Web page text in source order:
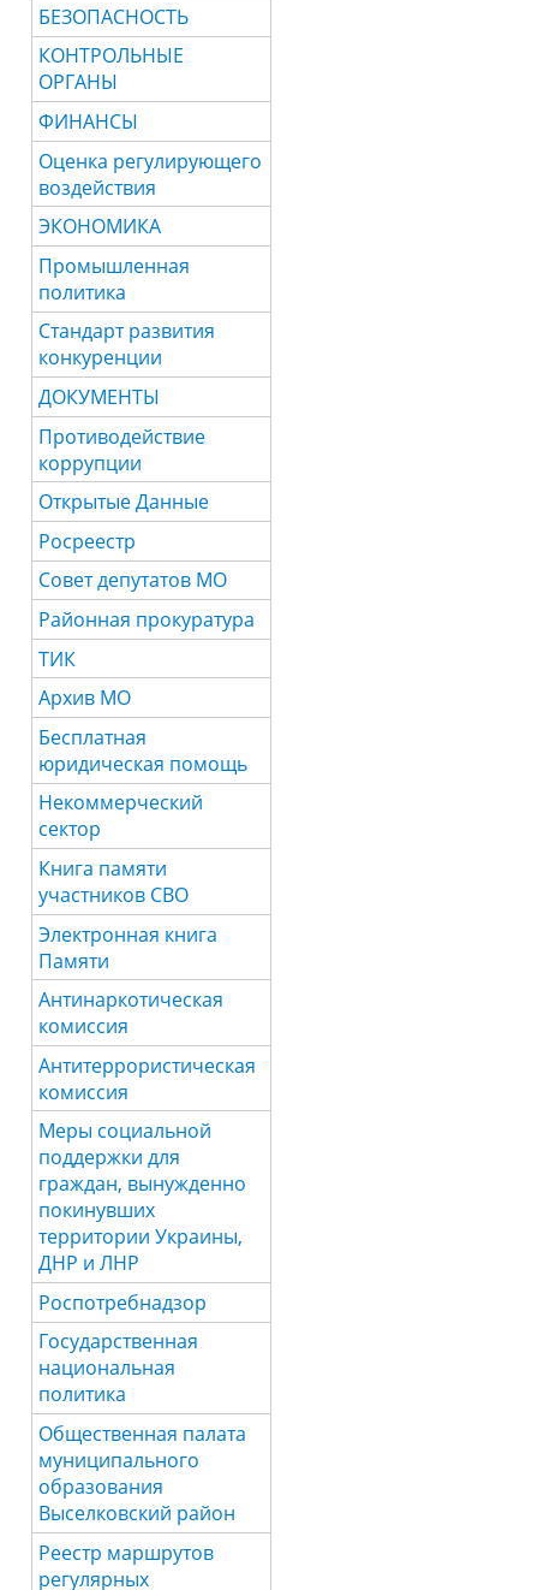
БЕЗОПАСНОСТЬ
КОНТРОЛЬНЫЕ
ОРГАНЫ
ФИНАНСЫ
Оценка регулирующего
воздействия
ЭКОНОМИКА
Промышленная
политика
Стандарт развития
конкуренции
ДОКУМЕНТЫ
Противодействие
коррупции
Открытые Данные
Росреестр
Совет депутатов МО
Районная прокуратура
ТИК
Архив МО
Бесплатная
юридическая помощь
Некоммерческий
сектор
Книга памяти
участников СВО
Электронная книга
Памяти
Антинаркотическая
комиссия
Антитеррористическая
комиссия
Меры социальной
поддержки для
граждан, вынужденно
покинувших
территории Украины,
ДНР и ЛНР
Роспотребнадзор
Государственная
национальная
политика
Общественная палата
муниципального
образования
Выселковский район
Реестр маршрутов
регулярных